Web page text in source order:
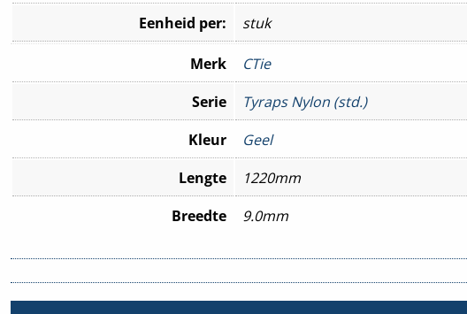
Eenheid per:
stuk
Merk
CTie
Serie
Tyraps Nylon (std.)
Kleur
Geel
Lengte
1220mm
Breedte
9.0mm